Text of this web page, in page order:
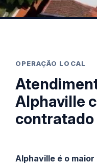
OPERAÇÃO LOCAL
Alphaville
contratado
Alphaville é o